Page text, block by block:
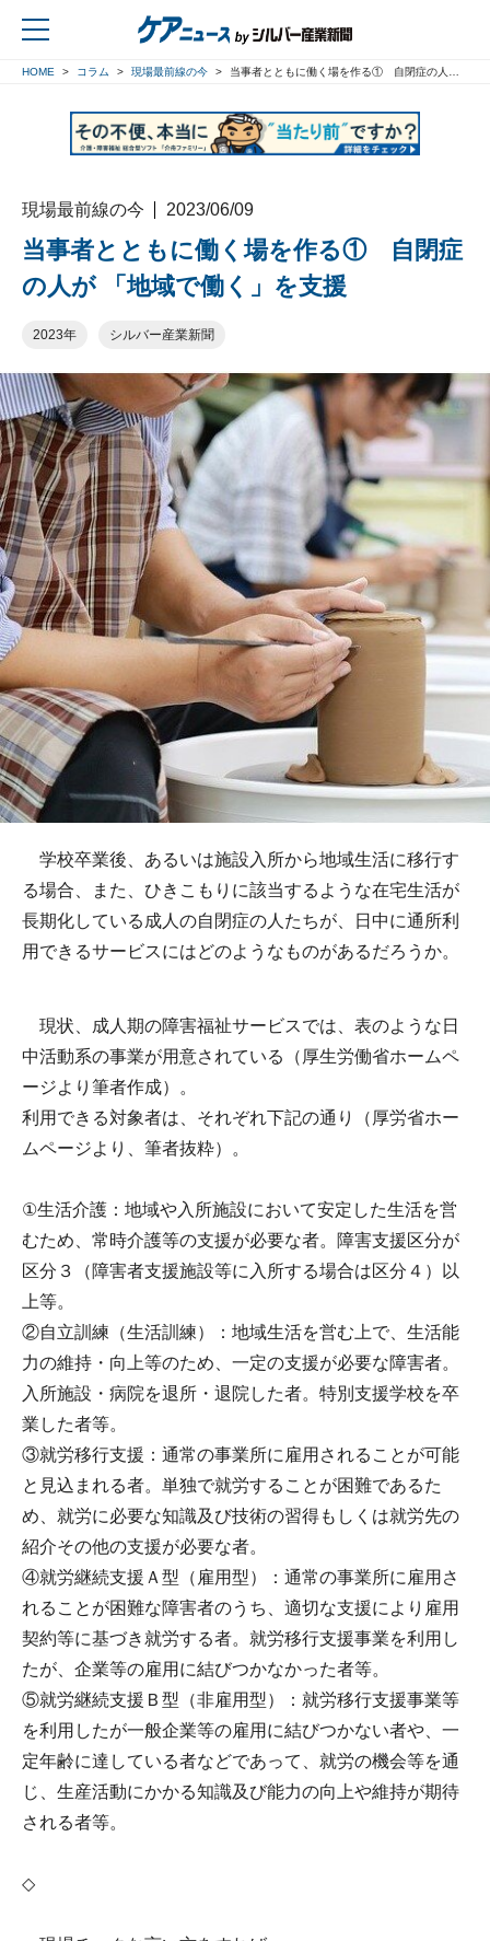
HOME コラム 現場最前線の今 当事者とともに働く場を作る① 自閉症の人が 「地域で働く」を支援
現場最前線の今 2023/06/09
当事者とともに働く場を作る① 自閉症
の人が 「地域で働く」を支援
2023年 シルバー産業新聞
学校卒業後、あるいは施設入所から地域生活に移行す
る場合、また、ひきこもりに該当するような在宅生活が
長期化している成人の自閉症の人たちが、日中に通所利
用できるサービスにはどのようなものがあるだろうか。
現状、成人期の障害福祉サービスでは、表のような日
中活動系の事業が用意されている（厚生労働省ホームペ
ージより筆者作成）。
利用できる対象者は、それぞれ下記の通り（厚労省ホー
ムページより、筆者抜粋）。
①生活介護：地域や入所施設において安定した生活を営
むため、常時介護等の支援が必要な者。障害支援区分が
区分３（障害者支援施設等に入所する場合は区分４）以
上等。
②自立訓練（生活訓練）：地域生活を営む上で、生活能
力の維持・向上等のため、一定の支援が必要な障害者。
入所施設・病院を退所・退院した者。特別支援学校を卒
業した者等。
③就労移行支援：通常の事業所に雇用されることが可能
と見込まれる者。単独で就労することが困難であるた
め、就労に必要な知識及び技術の習得もしくは就労先の
紹介その他の支援が必要な者。
④就労継続支援Ａ型（雇用型）：通常の事業所に雇用さ
れることが困難な障害者のうち、適切な支援により雇用
契約等に基づき就労する者。就労移行支援事業を利用し
たが、企業等の雇用に結びつかなかった者等。
⑤就労継続支援Ｂ型（非雇用型）：就労移行支援事業等
を利用したが一般企業等の雇用に結びつかない者や、一
定年齢に達している者などであって、就労の機会等を通
じ、生産活動にかかる知識及び能力の向上や維持が期待
される者等。
◇